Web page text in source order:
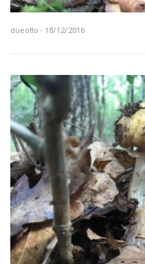
dueotto - 18/12/2016